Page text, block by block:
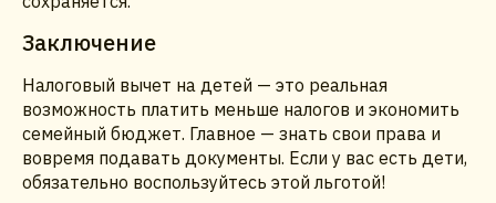
Заключение
Налоговый вычет на детей — это реальная
возможность платить меньше налогов и экономить
семейный бюджет. Главное — знать свои права и
вовремя подавать документы. Если у вас есть дети,
обязательно воспользуйтесь этой льготой!